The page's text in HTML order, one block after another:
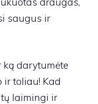
saugus ir
darytumėte
toliau! Kad
laimingi ir